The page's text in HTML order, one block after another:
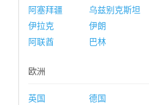
阿塞拜疆
乌兹别克斯坦
伊拉克
伊朗
阿联酋
巴林
欧洲
英国 德国